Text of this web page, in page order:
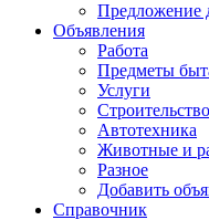
Предложение
Объявления
Работа
Предметы
Услуги
Автотехника
Животные и
Разное
Добавить
Справочник